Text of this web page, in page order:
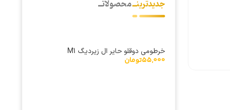
جدیدترینــمحصولاتــ
خرطومی دوقلو حایر ال زیردیگ M1
55,000تومان